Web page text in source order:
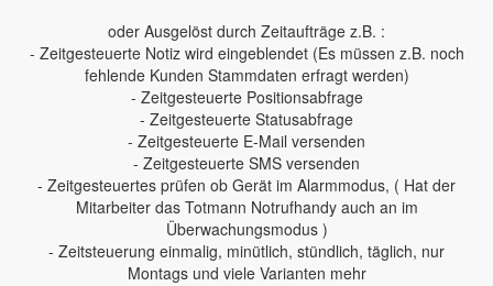
oder Ausgelöst durch Zeitaufträge z.B. :
- Zeitgesteuerte Notiz wird eingeblendet (Es müssen z.B. noch
fehlende Kunden Stammdaten erfragt werden)
- Zeitgesteuerte Positionsabfrage
- Zeitgesteuerte Statusabfrage
- Zeitgesteuerte E-Mail versenden
- Zeitgesteuerte SMS versenden
- Zeitgesteuertes prüfen ob Gerät im Alarmmodus, ( Hat der
Mitarbeiter das Totmann Notrufhandy auch an im
Überwachungsmodus )
- Zeitsteuerung einmalig, minütlich, stündlich, täglich, nur
Montags und viele Varianten mehr